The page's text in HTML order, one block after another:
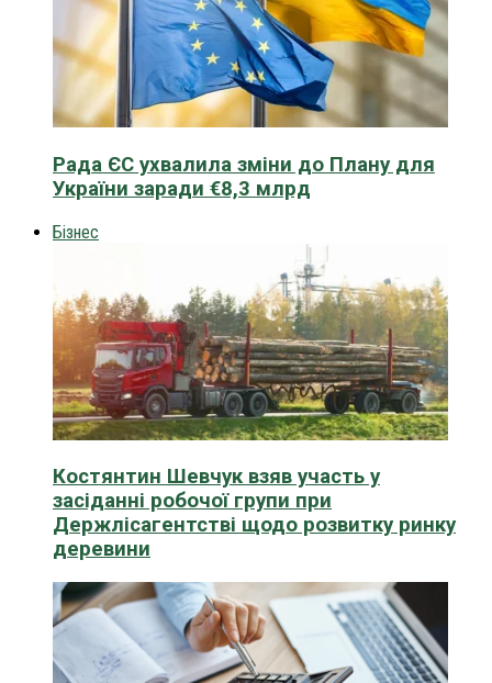
Рада ЄС ухвалила зміни до Плану для
України заради €8,3 млрд
Бізнес
Костянтин Шевчук взяв участь у
засіданні робочої групи при
Держлісагентстві щодо розвитку ринку
деревини